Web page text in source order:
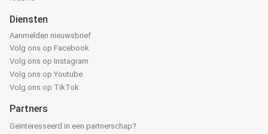
Diensten
Aanmelden nieuwsbrief
Volg ons op Facebook
Volg ons op Instagram
Volg ons op Youtube
Volg ons op TikTok
Partners
Geïnteresseerd in een partnerschap?